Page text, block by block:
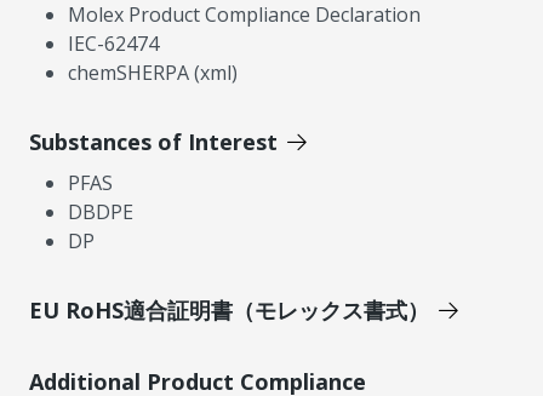
Molex Product Compliance Declaration
IEC-62474
chemSHERPA (xml)
Substances of Interest
PFAS
DBDPE
DP
EU RoHS適合証明書（モレックス書式）
Additional Product Compliance